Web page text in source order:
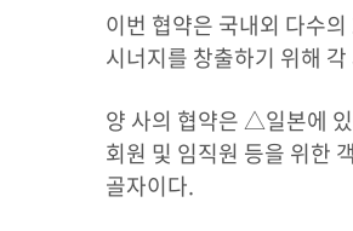
이번 협약은 국내외 다수
시너지를 창출하기 위해
양 사의 협약은 △일본에
회원 및 임직원 등을 위한
골자이다.